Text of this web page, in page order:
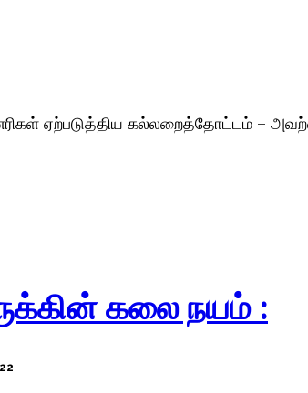
ஏற்படுத்திய கல்லறைத்தோட்டம் –
கலை நயம் :